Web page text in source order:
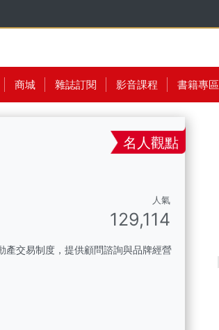
商城 雜誌訂閱 影音課程 書籍專區
名人觀點
人氣
129,114
交易制度，提供顧問諮詢與品牌經營